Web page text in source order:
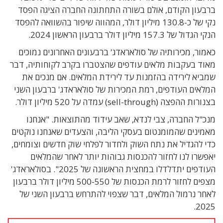
ברבעון הקודם, אולם בשורה התחתונה החברה הציגה הפסד
נקי של כ-130.8 מיליון דולר, המהווה שיפור בהשוואה להפסד
הנקי הגדול של 157.3 מיליון דולר ברבעון הראשון 2024.
כאמור, מכירותיה של סולאראדג' ברבעונים האחרונים נמוכים
מאוד בעקבות מלאים עודפים שהצטברו בקרב לקוחותיה, דבר
שמביא לירידה בהזמנות עד לירידת המלאים. אם מנכים את
המלאים העודפים, רמת המכירות של סולאראדג' ברבעון השני
בצנורות ההפצה (sell-through) עמדה על 520 מיליון דולר.
מנכ"ל החברה, צבי לנדא, שאב עידוד מהתוצאות. "אנחנו
מאמינים שהמומנטום בעסקי הליבה, והצעדים שאנחנו נוקטים
כדי להגדיל את נתח השוק ולחדור לפלחי שוק חדשים וצומחים,
יאפשרו לנו לחזור להכנסות גבוהות יותר לאחר שהמלאים
העודפים יתדלדלו במחצית הראשונה של 2025". בסולאראדג'
מצפים לחזור לרמת הכנסות של 500-550 מיליון דולר ברבעון
לאחר נרמול המלאים, דבר שצפוי להתרחש ברבעון השני של
2025.